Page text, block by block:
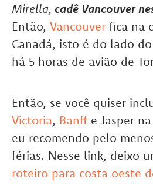
Mirella, cadê Vancouver
Então, Vancouver fica na
Canadá, isto é do lado
há 5 horas de avião de
Então, se você quiser
Victoria, Banffe Jasper
eu recomendo pelo
férias. Nesse link, deixo
roteiro para costa oeste